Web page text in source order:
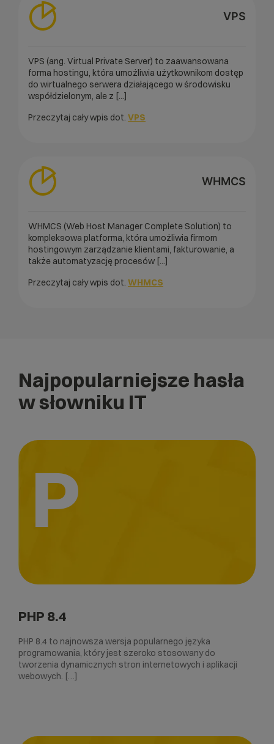
VPS
VPS (ang. Virtual Private Server) to zaawansowana
forma hostingu, która umożliwia użytkownikom dostęp
do wirtualnego serwera działającego w środowisku
współdzielonym, ale z [...]
Przeczytaj cały wpis dot. VPS
WHMCS
WHMCS (Web Host Manager Complete Solution) to
kompleksowa platforma, która umożliwia firmom
hostingowym zarządzanie klientami, fakturowanie, a
także automatyzację procesów [...]
Przeczytaj cały wpis dot. WHMCS
Najpopularniejsze hasła
w słowniku IT
P
PHP 8.4
PHP 8.4 to najnowsza wersja popularnego języka
programowania, który jest szeroko stosowany do
tworzenia dynamicznych stron internetowych i aplikacji
webowych. […]